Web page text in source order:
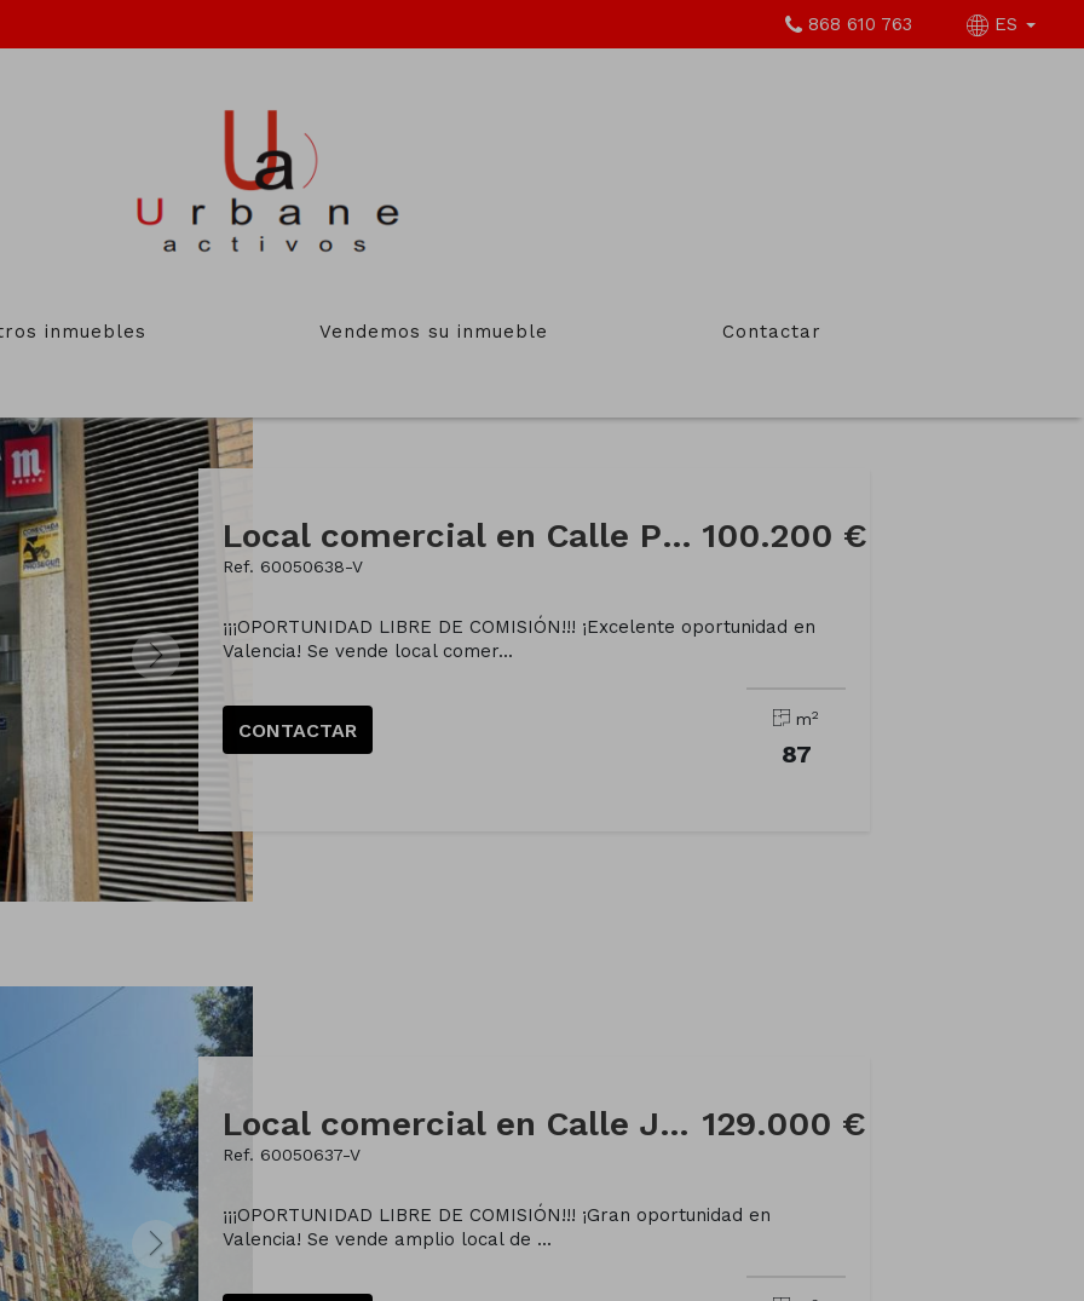
868 610 763 ES
inmuebles Vendemos su inmueble Contactar
INMUEBLES DESTACADOS
Local comercial en Calle Pedro Andreu
Ref. 60050638-V
100.200 €
¡¡¡OPORTUNIDAD LIBRE DE COMISIÓN!!! ¡Excelente oportunidad en
Valencia! Se vende local comer...
CONTACTAR m2
87
Local comercial en Calle Juan de Garay
Ref. 60050637-V
129.000 €
¡¡¡OPORTUNIDAD LIBRE DE COMISIÓN!!! ¡Gran oportunidad en
Valencia! Se vende amplio local de ...